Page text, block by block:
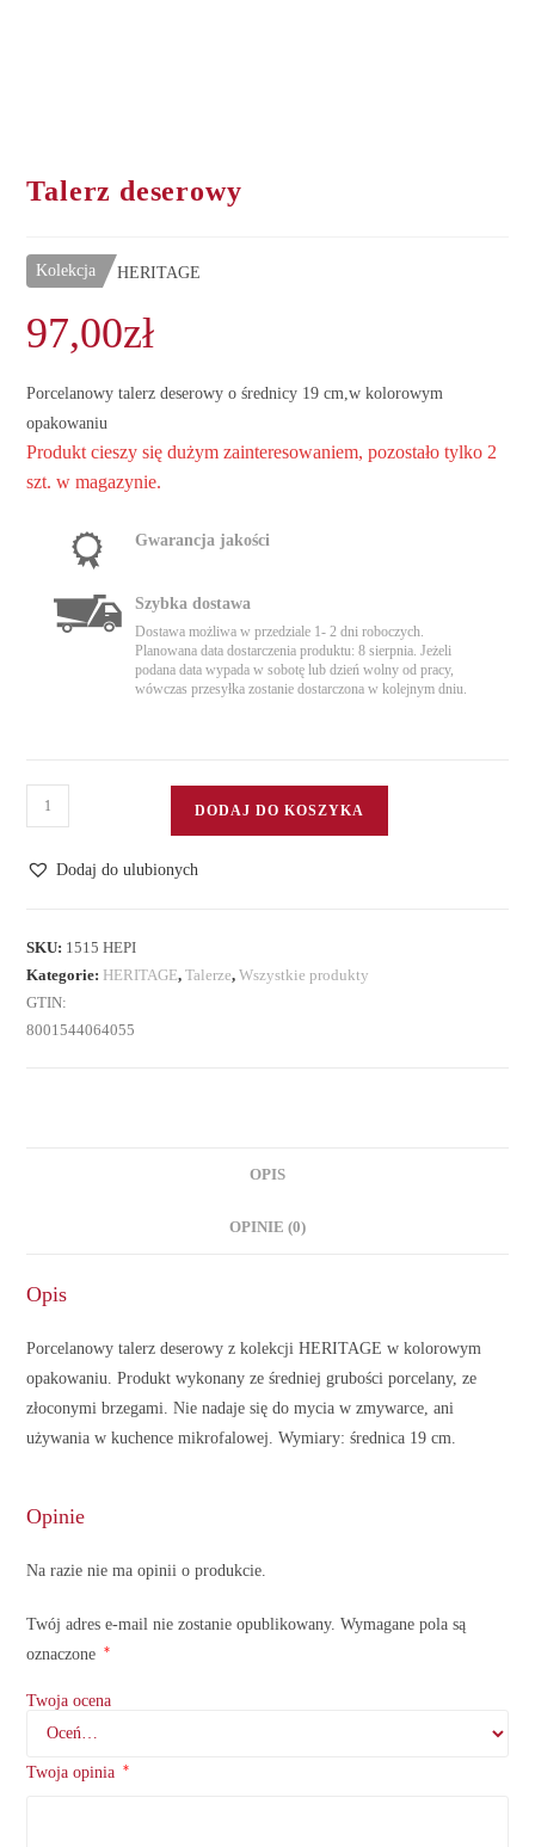
Talerz deserowy
Kolekcja HERITAGE
97,00zł
Porcelanowy talerz deserowy o średnicy 19 cm,w kolorowym
opakowaniu
Produkt cieszy się dużym zainteresowaniem, pozostało tylko 2
szt. w magazynie.
Gwarancja jakości
Szybka dostawa
Dostawa możliwa w przedziale 1- 2 dni roboczych.
Planowana data dostarczenia produktu: 8 sierpnia. Jeżeli
podana data wypada w sobotę lub dzień wolny od pracy,
wówczas przesyłka zostanie dostarczona w kolejnym dniu.
ilość
Talerz
deserowy
DODAJ DO KOSZYKA
Dodaj do ulubionych
SKU: 1515 HEPI
Kategorie: HERITAGE,Talerze,Wszystkie produkty
GTIN:
8001544064055
OPIS
OPINIE (0)
Opis
Porcelanowy talerz deserowy z kolekcji HERITAGE w kolorowym
opakowaniu. Produkt wykonany ze średniej grubości porcelany, ze
złoconymi brzegami. Nie nadaje się do mycia w zmywarce, ani
używania w kuchence mikrofalowej. Wymiary: średnica 19 cm.
Opinie
Na razie nie ma opinii o produkcie.
Twój adres e-mail nie zostanie opublikowany. Wymagane pola są
oznaczone
*
Twoja ocena
Twoja opinia *